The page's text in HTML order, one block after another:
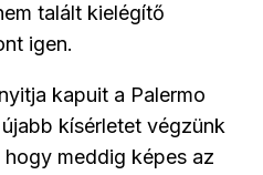
talált kielégítő
igen.
kapuit a Palermo
kísérletet végzünk
meddig képes az